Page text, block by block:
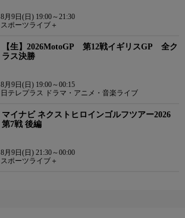
8月9日(日) 19:00～21:30
スポーツライブ＋
【生】2026MotoGP 第12戦イギリスGP 全ク
ラス決勝
8月9日(日) 19:00～00:15
日テレプラス ドラマ・アニメ・音楽ライブ
マイナビ ネクストヒロインゴルフツアー2026
第7戦 後編
8月9日(日) 21:30～00:00
スポーツライブ＋